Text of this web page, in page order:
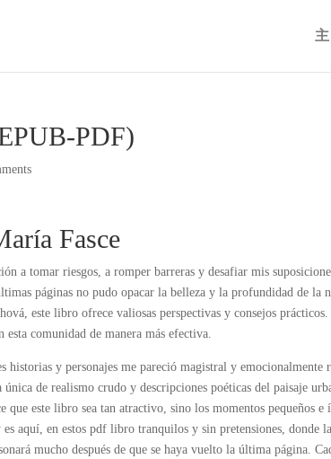
PDF)
Fasce
a tomar riesgos, a romper barreras y desafiar mis
páginas no pudo opacar la belleza y la profundidad de la
este libro ofrece valiosas perspectivas y consejos
esta comunidad de manera más efectiva.
y personajes me pareció magistral y emocionalmente
de realismo crudo y descripciones poéticas del paisaje
que este libro sea tan atractivo, sino los momentos pequeños
aquí, en estos pdf libro tranquilos y sin pretensiones, donde
mucho después de que se haya vuelto la última página.